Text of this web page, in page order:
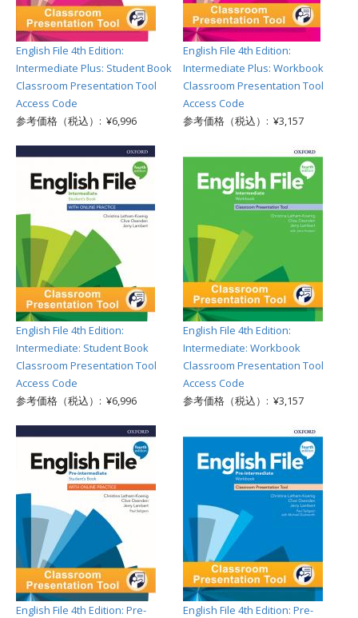
English File 4th Edition:
Intermediate Plus: Student Book
Classroom Presentation Tool
Access Code
参考価格（税込）: ¥6,996
English File 4th Edition:
Intermediate Plus: Workbook
Classroom Presentation Tool
Access Code
参考価格（税込）: ¥3,157
English File 4th Edition:
Intermediate: Student Book
Classroom Presentation Tool
Access Code
参考価格（税込）: ¥6,996
English File 4th Edition:
Intermediate: Workbook
Classroom Presentation Tool
Access Code
参考価格（税込）: ¥3,157
English File 4th Edition: Pre-
English File 4th Edition: Pre-